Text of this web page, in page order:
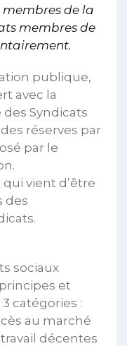
de la
membres de
publique,
avec la
Syndicats
réserves par
par le
vient d’être
des
sociaux
et
catégories :
au marché
décentes